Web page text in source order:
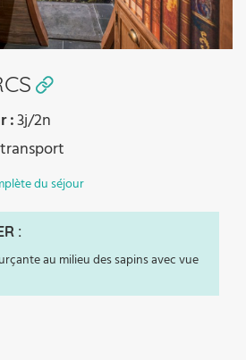
:3j/2n
du séjour
:
au milieu des sapins avec vue